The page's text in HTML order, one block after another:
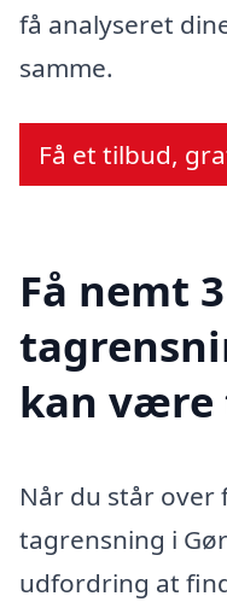
få analyseret
samme.
Få et tilbud,
Få nemt
kan være
Når du står
tagrensning i
udfordring at